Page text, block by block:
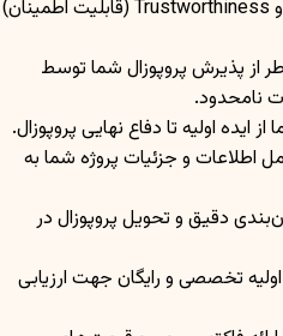
Authoritativeness (اعتبار علمی) و Trustworthiness (قابلیت اطمینان)
پذیرش پروپوزال شما توسط
نامحدود.
اولیه تا دفاع نهایی پروپوزال.
اطلاعات و جزئیات پروژه شما به
دقیق و تحویل پروپوزال در
تخصصی و رایگان جهت ارزیابی